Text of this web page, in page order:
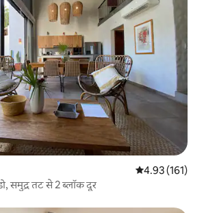
औसत रेटिंग 5 में से
4.93 (161)
समुद्र तट से 2 ब्लॉक दूर